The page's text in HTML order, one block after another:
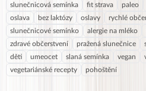
slunečnicová semínka
fit strava paleo
oslava
bez laktózy oslavy rychlé
slunečnicové semínko
alergie na mléko
zdravé občerstvení
pražená slunečnice
děti
umeocet slaná semínka vegan
vegetariánské recepty
pohoštění